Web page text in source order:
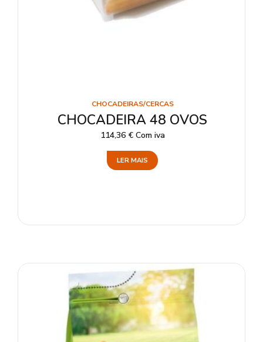
CHOCADEIRAS/CERCAS
CHOCADEIRA 48 OVOS
114,36 € Com iva
LER MAIS